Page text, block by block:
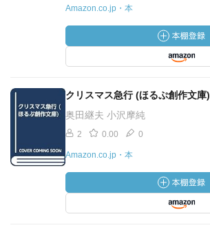
Amazon.co.jp・本
クリスマス急行 (ほるぷ創作文庫)
奥田継夫 小沢摩純
2 0.00 0
Amazon.co.jp・本